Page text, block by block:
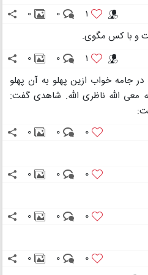
1
0
0
و با کس مگوی.
1
0
0
جامه خواب ازین پهلو به آن پهلو
معی الله ناظری الله. شاهدی گفت:
0
0
0
0
0
0
0
0
0
0
0
0